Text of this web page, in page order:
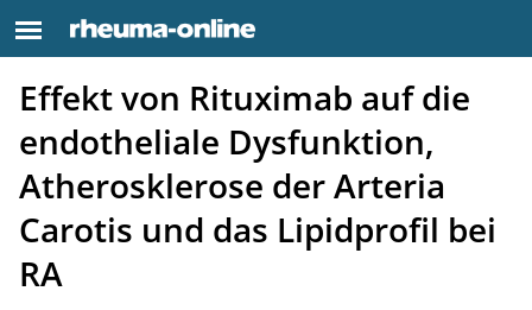
Effekt von Rituximab auf die
endotheliale Dysfunktion,
Atherosklerose der Arteria
Carotis und das Lipidprofil bei
RA